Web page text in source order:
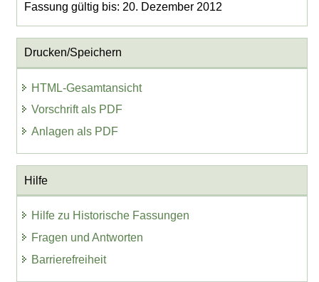
Fassung gültig bis: 20. Dezember 2012
Drucken/Speichern
HTML-Gesamtansicht
Vorschrift als PDF
Anlagen als PDF
Hilfe
Hilfe zu Historische Fassungen
Fragen und Antworten
Barrierefreiheit